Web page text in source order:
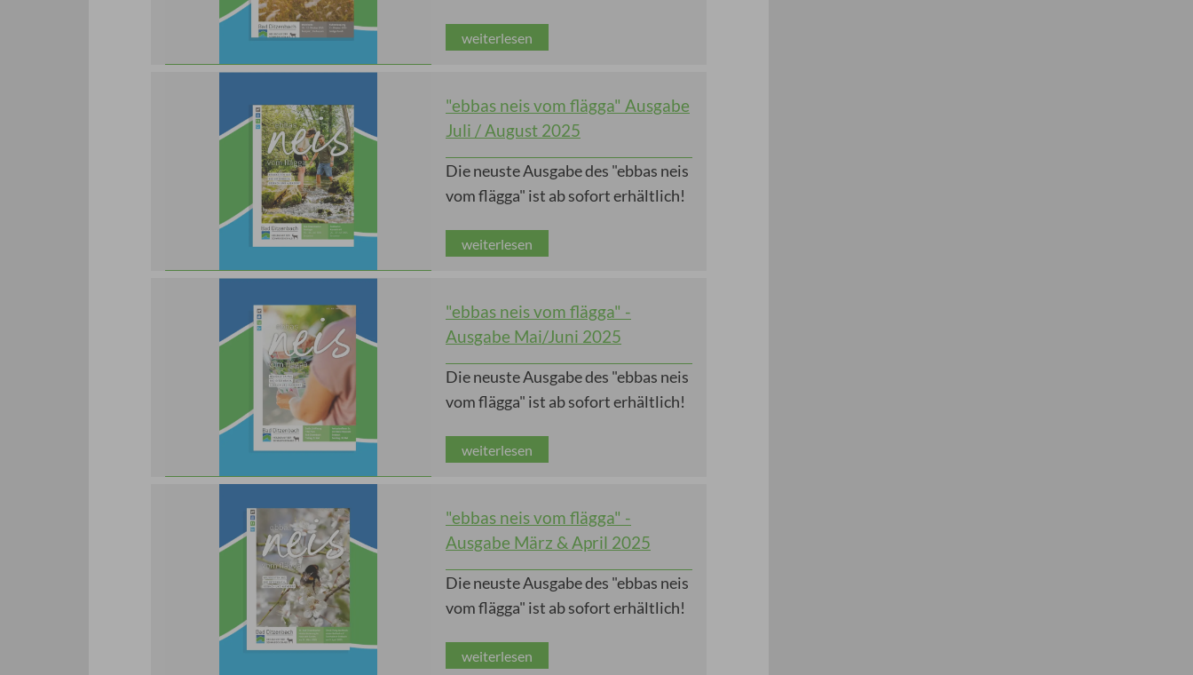
weiterlesen
"ebbas neis vom flägga" Ausgabe
Juli / August 2025
Die neuste Ausgabe des "ebbas neis
vom flägga" ist ab sofort erhältlich!
weiterlesen
"ebbas neis vom flägga" -
Ausgabe Mai/Juni 2025
Die neuste Ausgabe des "ebbas neis
vom flägga" ist ab sofort erhältlich!
weiterlesen
"ebbas neis vom flägga" -
Ausgabe März & April 2025
Die neuste Ausgabe des "ebbas neis
vom flägga" ist ab sofort erhältlich!
weiterlesen